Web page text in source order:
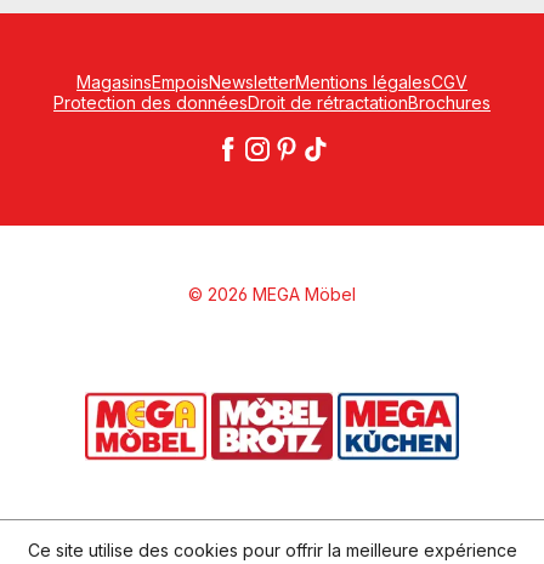
MagasinsEmpoisNewsletterMentions légalesCGV
Protection des donnéesDroit de rétractationBrochures
© 2026 MEGA Möbel
Ce site utilise des cookies pour offrir la meilleure expérience